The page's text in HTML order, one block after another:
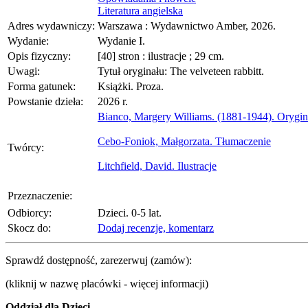
Literatura angielska
Adres wydawniczy: Warszawa : Wydawnictwo Amber, 2026.
Wydanie:
Wydanie I.
Opis fizyczny:
[40] stron : ilustracje ; 29 cm.
Uwagi:
Tytuł oryginału: The velveteen rabbitt.
Forma gatunek:
Książki. Proza.
Powstanie dzieła:
2026 r.
Twórcy:
Bianco, Margery Williams. (1881-1944).
Cebo-Foniok, Małgorzata. Tłumaczenie
Litchfield, David. Ilustracje
Przeznaczenie:
Odbiorcy:
Dzieci. 0-5 lat.
Skocz do:
Dodaj recenzje, komentarz
Sprawdź dostępność, zarezerwuj (zamów):
(kliknij w nazwę placówki - więcej informacji)